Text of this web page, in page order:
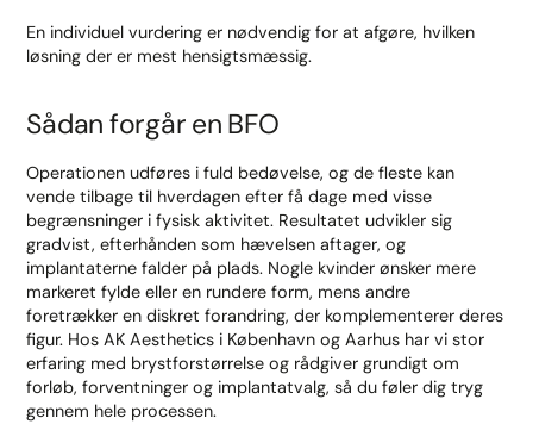
En individuel vurdering er nødvendig for at afgøre, hvilken
løsning der er mest hensigtsmæssig.
Sådan forgår en BFO
Operationen udføres i fuld bedøvelse, og de fleste kan
vende tilbage til hverdagen efter få dage med visse
begrænsninger i fysisk aktivitet. Resultatet udvikler sig
gradvist, efterhånden som hævelsen aftager, og
implantaterne falder på plads. Nogle kvinder ønsker mere
markeret fylde eller en rundere form, mens andre
foretrækker en diskret forandring, der komplementerer deres
figur. Hos AK Aesthetics i København og Aarhus har vi stor
erfaring med brystforstørrelse og rådgiver grundigt om
forløb, forventninger og implantatvalg, så du føler dig tryg
gennem hele processen.